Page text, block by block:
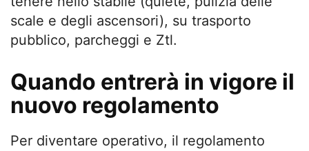
scale e degli ascensori), su trasporto
pubblico, parcheggi e Ztl.
Quando entrerà in vigore il
nuovo regolamento
Per diventare operativo, il regolamento